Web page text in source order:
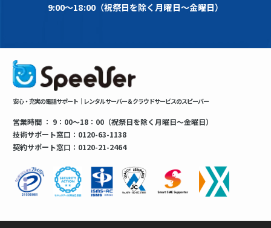
9:00～18:00（祝祭日を除く月曜日～金曜日）
安心・充実の電話サポート｜レンタルサーバー＆クラウドサービスのスピーバー
営業時間 ： 9：00～18：00（祝祭日を除く月曜日～金曜日）
技術サポート窓口：0120-63-1138
契約サポート窓口：0120-21-2464